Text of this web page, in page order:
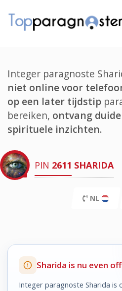
Integer paragnoste
niet online voor
op een later tijdstip
bereiken, ontvang
spirituele inzichten.
PIN 2611 SHARIDA
NL
Sharida is nu even
Integer paragnoste Sharida is